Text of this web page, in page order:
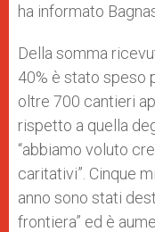
ha informato
Della somma
40% è stato speso
oltre 700 cantieri
rispetto a quella
“abbiamo voluto
caritativi”. Cinque
anno sono stati
frontiera” ed è